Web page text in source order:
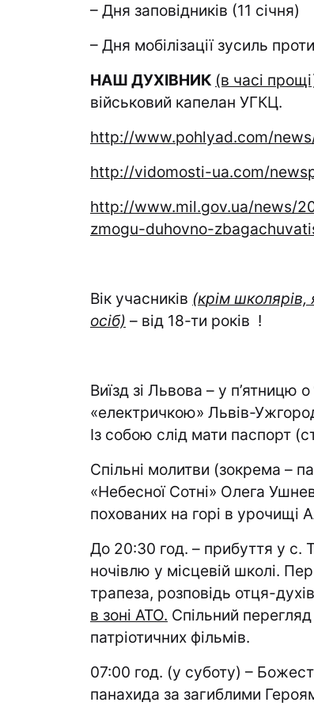
– Дня заповідників (11 січня)
– Дня мобілізації зусиль
НАШ ДУХІВНИК (в часі
військовий капелан УГКЦ.
http://www.pohlyad.com/
http://vidomosti-ua.com/
http://www.mil.gov.ua/news/
zmogu-duhovno-
Вік учасників (крім школярів,
осіб) – від 18-ти років !
Виїзд зі Львова – у п’ятницю о
«електричкою» Львів-
Із собою слід мати паспорт
Спільні молитви (зокрема –
«Небесної Сотні» Олега
похованих на горі в урочищі
До 20:30 год. – прибуття у с.
ночівлю у місцевій школі.
трапеза, розповідь отця-
в зоні АТО. Спільний
патріотичних фільмів.
07:00 год. (у суботу) –
панахида за загиблими